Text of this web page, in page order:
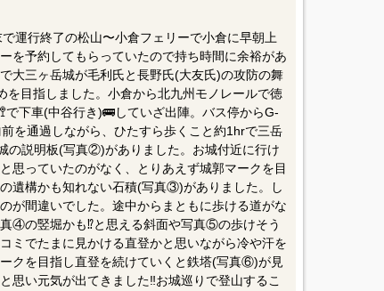
運行終了の松山〜小倉フェリーで小倉に早朝上
を予約してもらっていたので持ち時間に余裕があ
大三ヶ岳城が毛利氏と長野氏(大友氏)の攻防の舞
を目指しました。小倉から北九州モノレールで徳
で下車(中谷行き)🚌していざ出陣。バス停からG-
を通過しながら、ひたすら歩くこと約1hrで三岳
の説明板(写真②)がありました。お城付近に行け
思っていたのがなく、とりあえず城郭マークを目
遺構かも知れない石積(写真③)がありました。し
が間違いでした。途中からまともに歩ける道がな
④の竪堀かも⁉️と思える斜面や写真⑤の歩けそう
ミでたまに見かける直登かと思いながら冷や汗を
クを目指し直登を続けていくと鉄塔(写真⑥)が見
思い元気が出てきました‼️お城巡りで登山するこ